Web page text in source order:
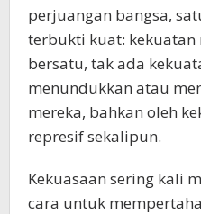
perjuangan bangsa,
terbukti kuat: kekuatan
bersatu, tak ada
menundukkan atau
mereka, bahkan oleh
represif sekalipun.
Kekuasaan sering kali
cara untuk